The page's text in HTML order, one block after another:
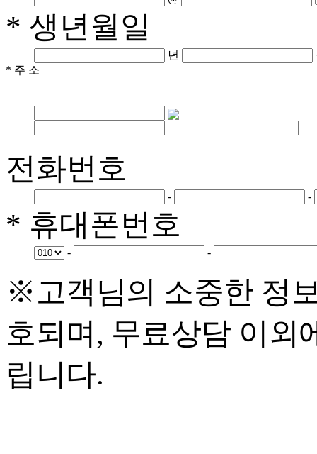
* 생년월일
년
* 주 소
전화번호
- -
* 휴대폰번호
- -
※고객님의 소중한 정
호되며, 무료상담 이외
립니다.